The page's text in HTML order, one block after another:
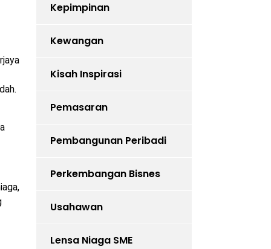
Kepimpinan
Kewangan
Kisah Inspirasi
Pemasaran
Pembangunan Peribadi
Perkembangan Bisnes
Usahawan
Lensa Niaga SME